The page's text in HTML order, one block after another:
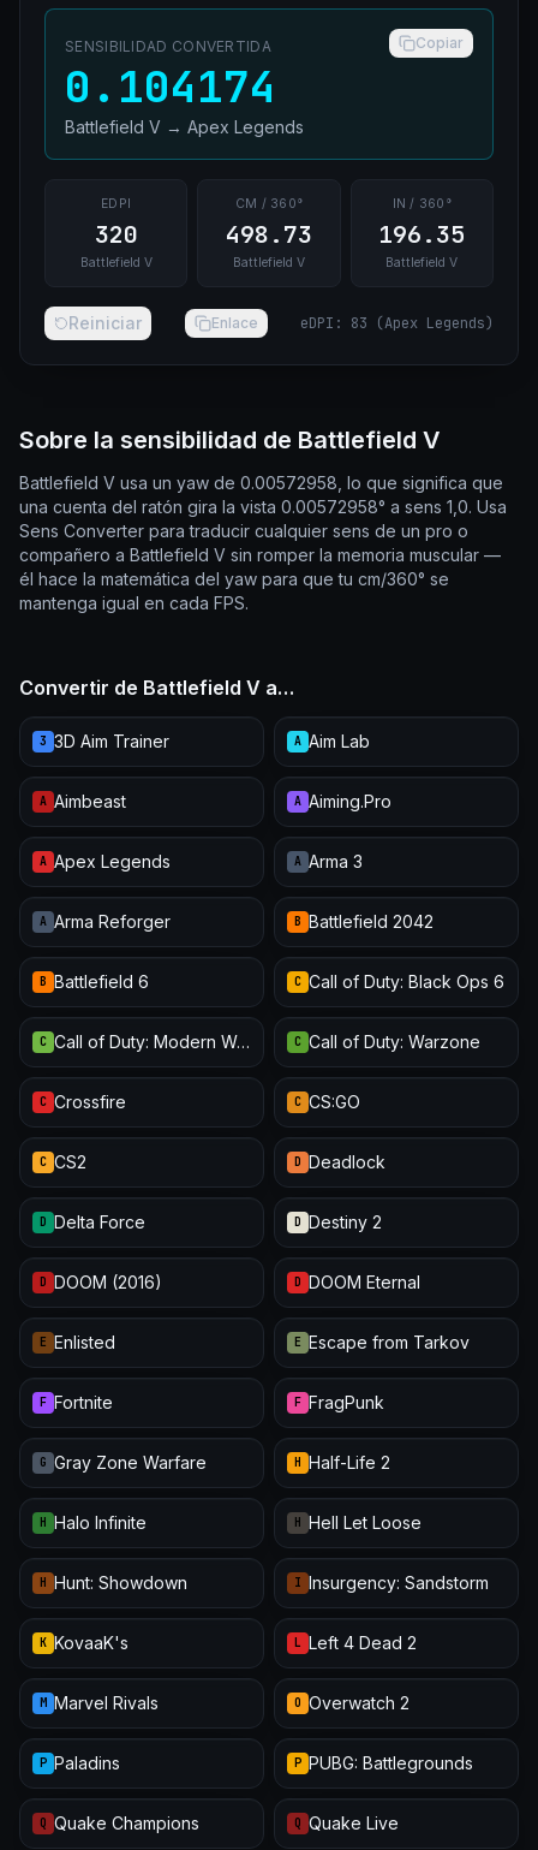
SENSIBILIDAD CONVERTIDA Copiar
0.104174
Battlefield V → Apex Legends
EDPI
320
Battlefield V
CM / 360°
498.73
Battlefield V
IN / 360°
196.35
Battlefield V
Reiniciar Enlace eDPI : 83 (Apex Legends)
Sobre la sensibilidad de Battlefield V
Battlefield V usa un yaw de 0.00572958, lo que significa que
una cuenta del ratón gira la vista 0.00572958° a sens 1,0. Usa
Sens Converter para traducir cualquier sens de un pro o
compañero a Battlefield V sin romper la memoria muscular —
él hace la matemática del yaw para que tu cm/360° se
mantenga igual en cada FPS.
Convertir de Battlefield V a…
3 3D Aim Trainer A Aim Lab
A Aimbeast A Aiming.Pro
A Apex Legends A Arma 3
A Arma Reforger B Battlefield 2042
B Battlefield 6 C Call of Duty: Black Ops 6
C Call of Duty: Modern Warfare III C Call of Duty: Warzone
C Crossfire C CS:GO
C CS2 D Deadlock
D Delta Force D Destiny 2
D DOOM (2016) D DOOM Eternal
E Enlisted E Escape from Tarkov
F Fortnite F FragPunk
G Gray Zone Warfare H Half-Life 2
H Halo Infinite H Hell Let Loose
H Hunt: Showdown I Insurgency: Sandstorm
K KovaaK's L Left 4 Dead 2
M Marvel Rivals O Overwatch 2
P Paladins P PUBG: Battlegrounds
Q Quake Champions Q Quake Live